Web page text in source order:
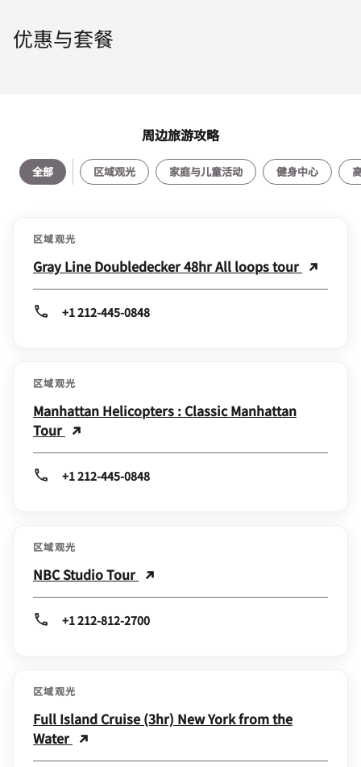
优惠与套餐
周边旅游攻略
全部 区域观光 家庭与儿童活动 健身中心
区域观光
Gray Line Doubledecker 48hr All loops tour
+1 212-445-0848
区域观光
Manhattan Helicopters : Classic Manhattan
Tour
+1 212-445-0848
区域观光
NBC Studio Tour
+1 212-812-2700
区域观光
Full Island Cruise (3hr) New York from the
Water